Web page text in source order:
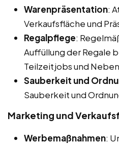
Warenpräsentation:
Verkaufsfläche und
Regalpflege:
Auffüllung der Regale
Teilzeitjobs und
Sauberkeit und
Sauberkeit und
Marketing und
Werbemaßnahmen: